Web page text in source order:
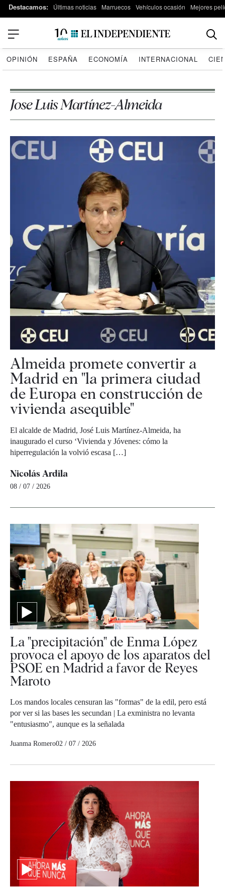
Destacamos: Últimas noticias Marruecos Vehículos ocasión Mejores
OPINIÓN ESPAÑA ECONOMÍA INTERNACIONAL
Jose Luis Martínez-Almeida
Almeida promete convertir a
Madrid en "la primera ciudad
de Europa en construcción de
vivienda asequible"
El alcalde de Madrid, José Luis Martínez-Almeida, ha
inaugurado el curso ‘Vivienda y Jóvenes: cómo la
hiperregulación la volvió escasa […]
Nicolás Ardila
08 / 07 / 2026
La "precipitación" de Enma López
provoca el apoyo de los aparatos del
PSOE en Madrid a favor de Reyes
Maroto
Los mandos locales censuran las "formas" de la edil, pero está
por ver si las bases les secundan | La exministra no levanta
"entusiasmo", aunque es la señalada
Juanma Romero02 / 07 / 2026